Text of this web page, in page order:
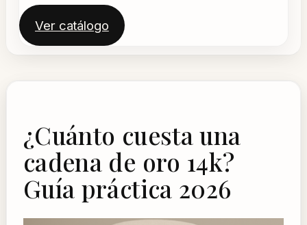
Ver catálogo
¿Cuánto cuesta una
cadena de oro 14k?
Guía práctica 2026